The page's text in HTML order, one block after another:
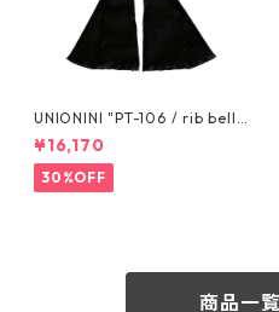
UNIONINI "PT-106 / rib bell
¥16,170
30%OFF
商品一